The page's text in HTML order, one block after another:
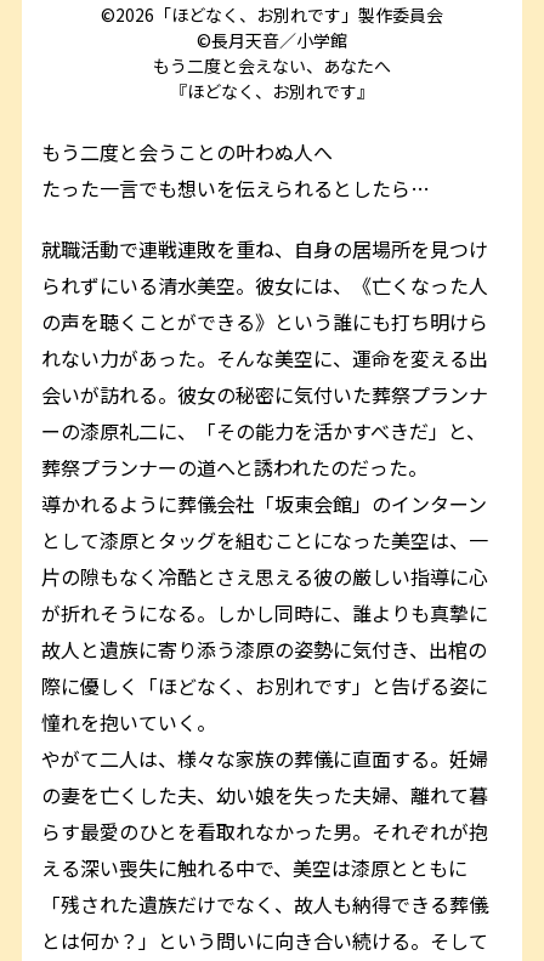
©2026「ほどなく、お別れです」製作委員会
©長月天音／小学館
もう二度と会えない、あなたへ――
『ほどなく、お別れです』
もう二度と会うことの叶わぬ人へ
たった一言でも想いを伝えられるとしたら…
就職活動で連戦連敗を重ね、自身の居場所を見つけ
られずにいる清水美空。彼女には、《亡くなった人
の声を聴くことができる》という誰にも打ち明けら
れない力があった。そんな美空に、運命を変える出
会いが訪れる。彼女の秘密に気付いた葬祭プランナ
ーの漆原礼二に、「その能力を活かすべきだ」と、
葬祭プランナーの道へと誘われたのだった。
導かれるように葬儀会社「坂東会館」のインターン
として漆原とタッグを組むことになった美空は、一
片の隙もなく冷酷とさえ思える彼の厳しい指導に心
が折れそうになる。しかし同時に、誰よりも真摯に
故人と遺族に寄り添う漆原の姿勢に気付き、出棺の
際に優しく「ほどなく、お別れです」と告げる姿に
憧れを抱いていく。
やがて二人は、様々な家族の葬儀に直面する。妊婦
の妻を亡くした夫、幼い娘を失った夫婦、離れて暮
らす最愛のひとを看取れなかった男――。それぞれが抱
える深い喪失に触れる中で、美空は漆原とともに
「残された遺族だけでなく、故人も納得できる葬儀
とは何か？」という問いに向き合い続ける。そして